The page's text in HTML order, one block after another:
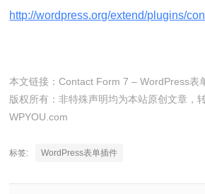
http://wordpress.org/extend/plugins/
本文链接：Contact Form 7 – WordPress表
版权所有：非特殊声明均为本站原创文章，
WPYOU.com
标签: WordPress表单插件